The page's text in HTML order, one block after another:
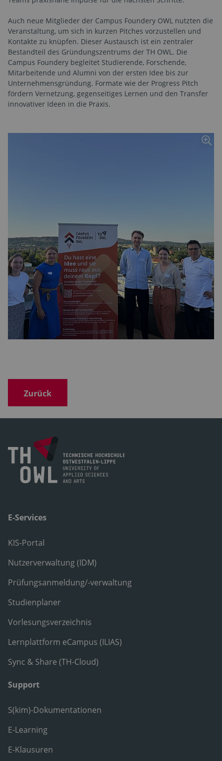
Auch neue Mitglieder der Campus Foundery OWL nutzten die
Veranstaltung, um sich in kurzen Pitches vorzustellen und
Kontakte zu knüpfen. Dieser Austausch ist ein zentraler
Bestandteil des Gründungszentrums der TH OWL. Die
Campus Foundery begleitet Studierende, Forschende,
Mitarbeitende und Alumni von der ersten Idee bis zur
Unternehmensgründung. Formate wie der Progress Pitch
fördern Vernetzung, gegenseitiges Lernen und den Transfer
innovativer Ideen in die Praxis.
Zurück
E-Services
KIS-Portal
Nutzerverwaltung (IDM)
Prüfungsanmeldung/-verwaltung
Studienplaner
Vorlesungsverzeichnis
Lernplattform eCampus (ILIAS)
Sync & Share (TH-Cloud)
Support
S(kim)-Dokumentationen
E-Learning
E-Klausuren